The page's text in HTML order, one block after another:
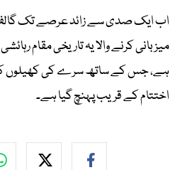
اب ایک صدی سے زائد عرصے تک
میزبانی کرنے والا یہ تاریخی مقام
ہے، جس کے ساتھ سرے کی کھیلوں کی
اختتام کے قریب پہنچ گیا ہے۔